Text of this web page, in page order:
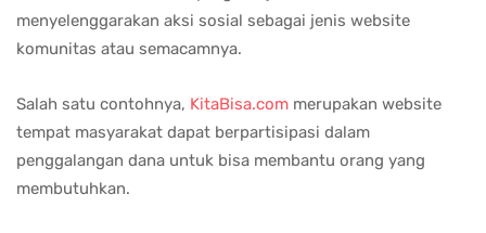
menyelenggarakan aksi sosial sebagai jenis website
komunitas atau semacamnya.
Salah satu contohnya, KitaBisa.com merupakan website
tempat masyarakat dapat berpartisipasi dalam
penggalangan dana untuk bisa membantu orang yang
membutuhkan.